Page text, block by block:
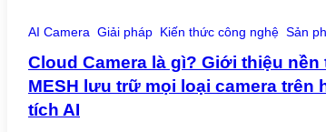
AI Camera Giải pháp Kiến thức công nghệ Sản
Cloud Camera là gì? Giới thiệu nền
MESH lưu trữ mọi loại camera trên
tích AI